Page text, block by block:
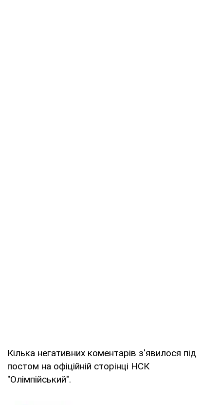
Кілька негативних коментарів з'явилося під
постом на офіційній сторінці НСК
"Олімпійський".